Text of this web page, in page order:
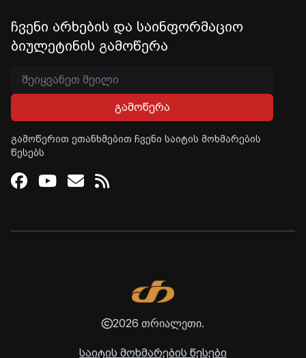
ჩვენი არხების და საინფორმაციო
ბიულეტინის გამოწერა
გამოწერა
გამოწერით ეთანხმებით ჩვენი საიტის მოხმარების
წესებს
Facebook
Youtube
Email
RSS
2026 თრიალეთი.
საიტის მოხმარების წესები